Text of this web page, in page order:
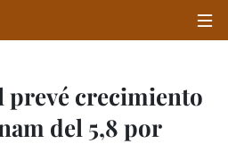
prevé crecimiento
del 5,8 por